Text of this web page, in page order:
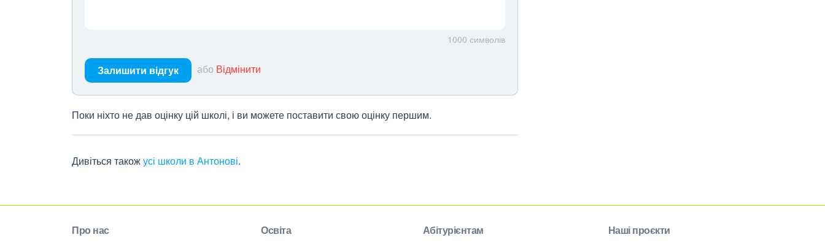
1000 символів
Залишити відгук або Відмінити
Поки ніхто не дав оцінку цій школі, і ви можете поставити свою оцінку першим.
Дивіться такожусі школи в Антонові.
Про нас Освіта Абітурієнтам Наші проєкти